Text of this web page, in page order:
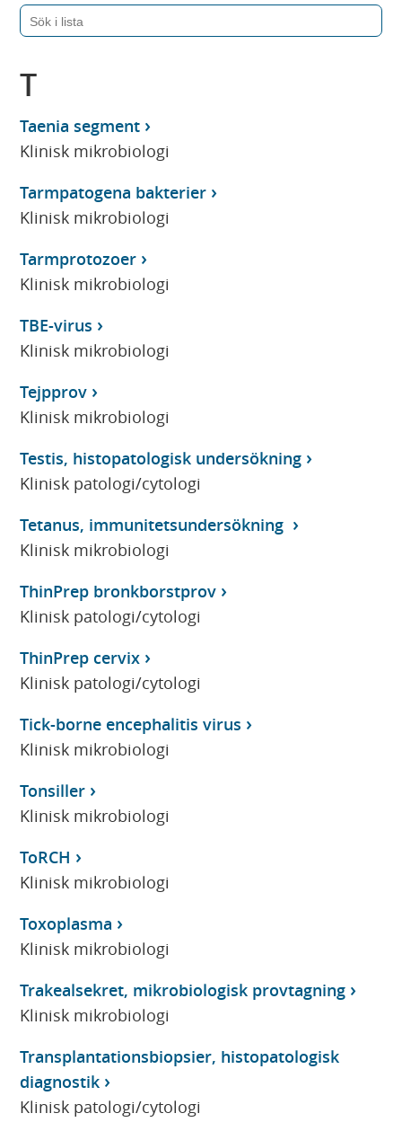
T
Taenia segment
Klinisk mikrobiologi
Tarmpatogena bakterier
Klinisk mikrobiologi
Tarmprotozoer
Klinisk mikrobiologi
TBE-virus
Klinisk mikrobiologi
Tejpprov
Klinisk mikrobiologi
Testis, histopatologisk undersökning
Klinisk patologi/cytologi
Tetanus, immunitetsundersökning
Klinisk mikrobiologi
ThinPrep bronkborstprov
Klinisk patologi/cytologi
ThinPrep cervix
Klinisk patologi/cytologi
Tick-borne encephalitis virus
Klinisk mikrobiologi
Tonsiller
Klinisk mikrobiologi
ToRCH
Klinisk mikrobiologi
Toxoplasma
Klinisk mikrobiologi
Trakealsekret, mikrobiologisk provtagning
Klinisk mikrobiologi
Transplantationsbiopsier, histopatologisk
diagnostik
Klinisk patologi/cytologi